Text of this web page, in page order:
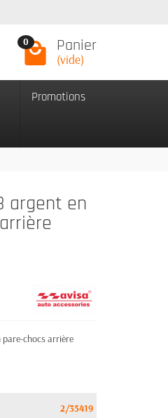
0 Panier
(vide)
Promotions
argent en
pare-chocs arrière
2/35419